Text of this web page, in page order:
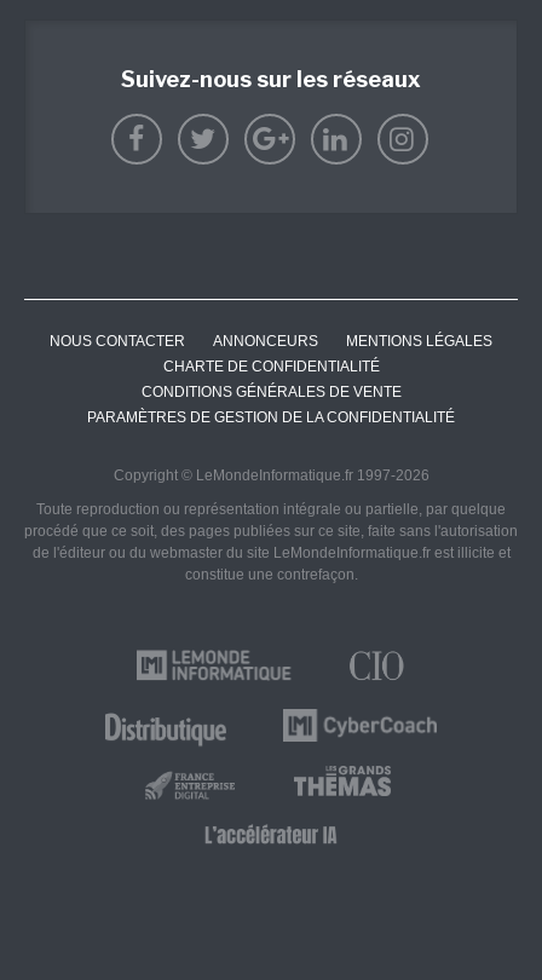
Suivez-nous sur les réseaux
NOUS CONTACTER ANNONCEURS
MENTIONS LÉGALES
CHARTE DE CONFIDENTIALITÉ
CONDITIONS GÉNÉRALES DE VENTE
PARAMÈTRES DE GESTION DE LA CONFIDENTIALITÉ
Copyright © LeMondeInformatique.fr 1997-2026
Toute reproduction ou représentation intégrale ou partielle, par quelque
procédé que ce soit, des pages publiées sur ce site, faite sans l'autorisation
de l'éditeur ou du webmaster du site LeMondeInformatique.fr est illicite et
constitue une contrefaçon.